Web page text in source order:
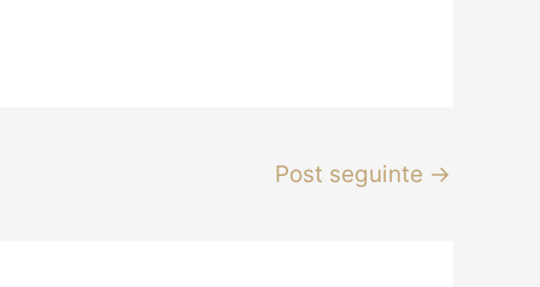
Post seguinte →